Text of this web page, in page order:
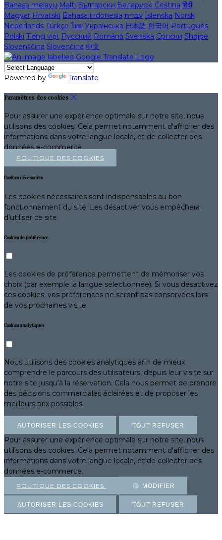
Bahasa melayu Malti Български Беларускі Čeština हिंदी
Magyar Hrvatski Bahasa indonesia עברית Íslenska Norsk
Nederlands Türkçe ไทย Українська 日本語 한국어 Português
Polski Tiếng việt Русский Română Svenska Српски Shqipe
Slovenščina Slovenčina 中文
Powered by Translate
Paramètres des cookies
Pour assurer une expérience optimale sur notre site, nous
utilisons des cookies. Cela permet notamment d'afficher des
informations dans votre langue locale, et de collecter des
données e-commerce.
POLITIQUE DES COOKIES
Cookies nécessaires
Les cookies nécessaires sont indispensables au bon
fonctionnement du site. Les désactiver vous empêchera
d’utiliser ce site.
Cookies de préférence
Les cookies de préférence permettent de mémoriser vos
choix (par exemple la langue sélectionnée). Si vous désactivez
ces cookies, vos préférences ne seront pas conservées lors
de vos prochaines visite
Cookies analytiques
Nous utilisons des cookies analytiques afin de mieux
comprendre le parcours des utilisateurs, depuis leur visite sur
notre site jusqu’à la réservation. Cela nous permet de prendre
des décisions commerciales éclairées et de proposer les
meilleurs prix possibles.
AUTORISER LES COOKIES TOUT REFUSER
Pour assurer une expérience optimale sur notre site, nous
utilisons des cookies. Cela permet notamment d'afficher des
informations dans votre langue locale, et de collecter des
données e-commerce.
POLITIQUE DES COOKIES MODIFIER
AUTORISER LES COOKIES TOUT REFUSER